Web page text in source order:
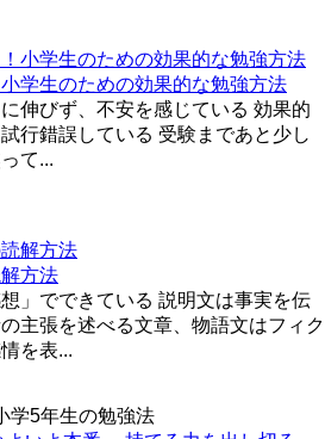
学生のための効果的な勉強方法
伸びず、不安を感じている 効果的
行錯誤している 受験まであと少し
て...
方法
」でできている 説明文は事実を伝
主張を述べる文章、物語文はフィク
を表...
学5年生の勉強法